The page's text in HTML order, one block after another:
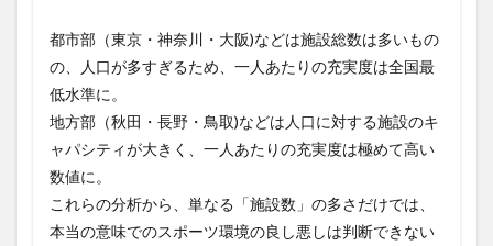
都市部（東京・神奈川・大阪)などは施設総数は多いもの
の、人口が多すぎるため、一人あたりの充実度は全国最
低水準に。
地方部（秋田・長野・鳥取)などは人口に対する施設のキ
ャパシティが大きく、一人あたりの充実度は極めて高い
数値に。
これらの分析から、単なる「施設数」の多さだけでは、
本当の意味でのスポーツ環境の良し悪しは判断できない